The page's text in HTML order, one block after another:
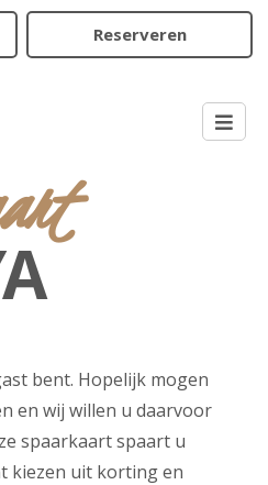
Reserveren
bent. Hopelijk mogen
en wij willen u daarvoor
spaarkaart spaart u
kiezen uit korting en